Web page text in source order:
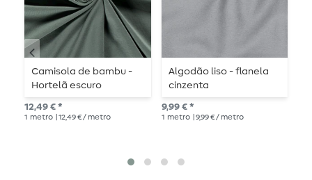
Camisola de bambu -
Hortelã escuro
12,49 € *
1 metro | 12,49 € / metro
Algodão liso - flanela
cinzenta
9,99 € *
1 metro | 9,99 € / metro